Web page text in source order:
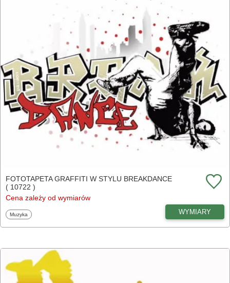
FOTOTAPETA GRAFFITI W STYLU BREAKDANCE
( 10722 )
Cena zależy od wymiarów
Fototapety
Muzyka WYMIARY